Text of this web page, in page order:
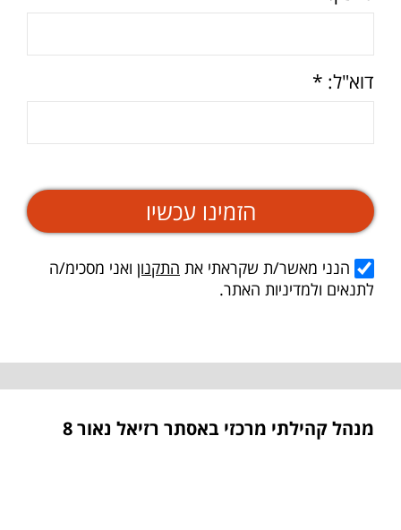
דוא"ל: *
הזמינו עכשיו
הנני מאשר/ת שקראתי את התקנון ואני מסכימ/ה
לתנאים ולמדיניות האתר.
מנהל קהילתי מרכזי באסתר רזיאל נאור 8